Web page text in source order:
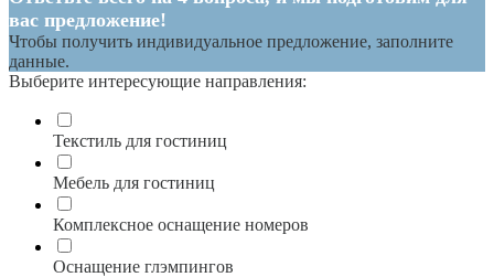
вас предложение!
Чтобы получить индивидуальное предложение, заполните
данные.
Выберите интересующие направления:
Текстиль для гостиниц
Мебель для гостиниц
Комплексное оснащение номеров
Оснащение глэмпингов